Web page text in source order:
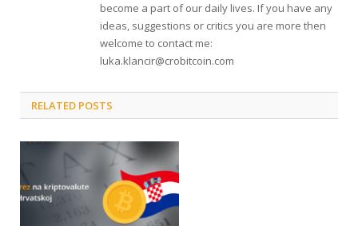
become a part of our daily lives. If you have any
ideas, suggestions or critics you are more then
welcome to contact me:
luka.klancir@crobitcoin.com
RELATED POSTS